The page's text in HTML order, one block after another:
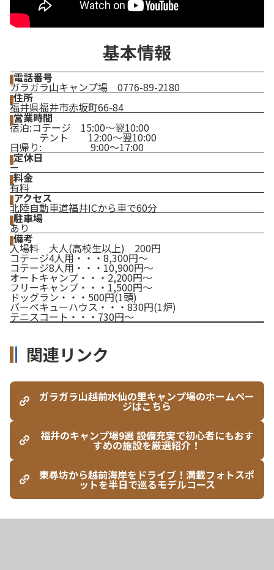
基本情報
電話番号
ガラガラ山キャンプ場 0776-89-2180
住所
福井県福井市赤坂町66-84
営業時間
宿泊:コテージ 15:00～翌10:00
テント 12:00～翌10:00
日帰り: 9:00～17:00
定休日
ー
料金
有料
アクセス
北陸自動車道福井ICから車で60分
駐車場
あり
備考
入場料 大人(高校生以上) 200円
コテージ4人用・・・8,300円～
コテージ8人用・・・10,900円～
オートキャンプ・・・2,200円～
フリーキャンプ・・・1,500円～
ドッグラン・・・500円(1頭)
バーベキューハウス・・・830円(1炉)
テニスコート・・・730円～
関連リンク
ガラガラ山越前水仙の里キャンプ場のホームペー
ジはこちら
福井のキャンプ場9選 設備充実で初心者にもおす
すめの施設を厳選紹介！
東尋坊から越前海岸をドライブ！満載フォトスポ
ットを半日で巡るモデルコース